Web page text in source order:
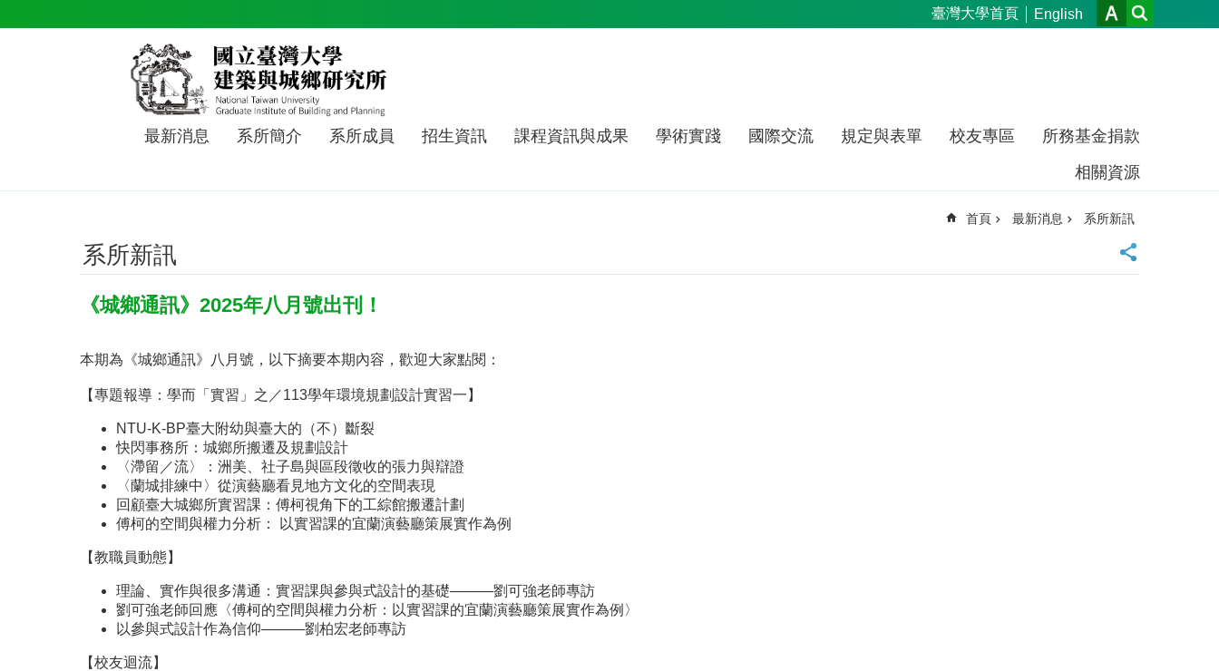
臺灣大學首頁 English
最新消息 系所簡介 系所成員 招生資訊 課程資訊與成果 學術實踐 國際交流 規定與表單 校友專區
所務基金捐款
相關資源
首頁 最新消息 系所新訊
系所新訊
《城鄉通訊》2025年八月號出刊！
本期為《城鄉通訊》八月號，以下摘要本期內容，歡迎大家點閱：
【專題報導：學而「實習」之／113學年環境規劃設計實習一】
NTU-K-BP臺大附幼與臺大的（不）斷裂
快閃事務所：城鄉所搬遷及規劃設計
〈滯留／流〉：洲美、社子島與區段徵收的張力與辯證
〈蘭城排練中〉從演藝廳看見地方文化的空間表現
回顧臺大城鄉所實習課：傅柯視角下的工綜館搬遷計劃
傅柯的空間與權力分析： 以實習課的宜蘭演藝廳策展實作為例
【教職員動態】
理論、實作與很多溝通：實習課與參與式設計的基礎———劉可強老師專訪
劉可強老師回應〈傅柯的空間與權力分析：以實習課的宜蘭演藝廳策展實作為例〉
以參與式設計作為信仰———劉柏宏老師專訪
【校友迴流】